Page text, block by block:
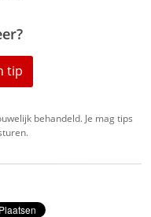
tip
behandeld. Je mag tips